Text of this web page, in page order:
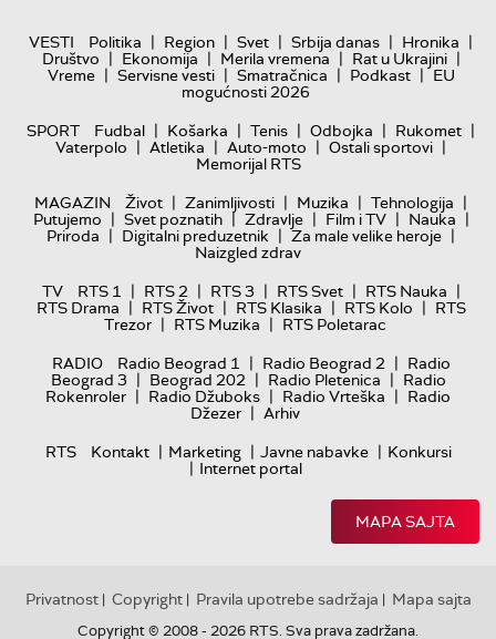
VESTI Politika | Region | Svet | Srbija danas | Hronika |
Društvo | Ekonomija | Merila vremena | Rat u Ukrajini |
Vreme | Servisne vesti | Smatračnica | Podkast | EU
mogućnosti 2026
SPORT
Fudbal | Košarka | Tenis | Odbojka | Rukomet |
Vaterpolo | Atletika | Auto-moto | Ostali sportovi |
Memorijal RTS
MAGAZIN
Život | Zanimljivosti | Muzika | Tehnologija |
Putujemo | Svet poznatih | Zdravlje | Film i TV | Nauka |
Priroda | Digitalni preduzetnik | Za male velike heroje |
Naizgled zdrav
TV
RTS 1 | RTS 2 | RTS 3 | RTS Svet | RTS Nauka |
RTS Drama | RTS Život | RTS Klasika | RTS Kolo | RTS
Trezor | RTS Muzika | RTS Poletarac
RADIO
Radio Beograd 1 | Radio Beograd 2 | Radio
Beograd 3 | Beograd 202 | Radio Pletenica | Radio
Rokenroler | Radio Džuboks | Radio Vrteška | Radio
Džezer | Arhiv
RTS
Kontakt | Marketing | Javne nabavke | Konkursi
| Internet portal
MAPA SAJTA
Privatnost| Copyright| Pravila upotrebe sadržaja | Mapa sajta
Copyright © 2008 - 2026 RTS. Sva prava zadržana.